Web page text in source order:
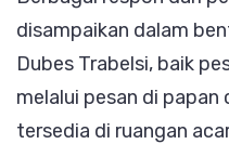
disampaikan dalam
Dubes Trabelsi, baik
melalui pesan di
tersedia di ruangan